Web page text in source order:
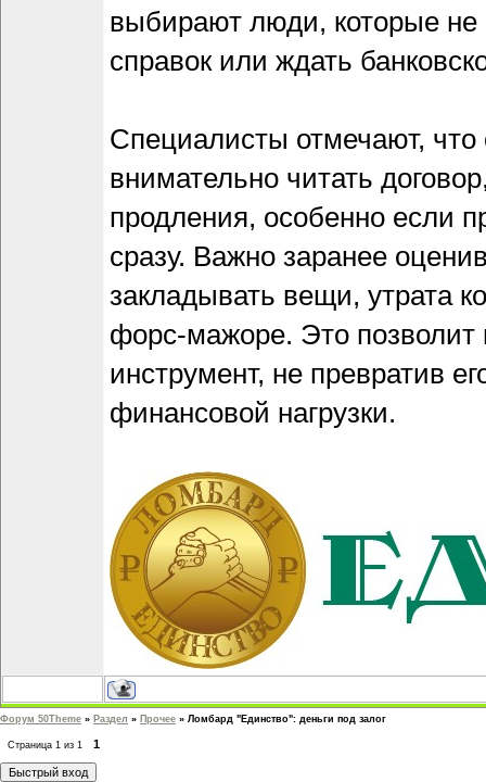
выбирают люди, которые не
справок или ждать
Специалисты отмечают,
внимательно читать
продления, особенно если
сразу. Важно заранее
закладывать вещи, утрата
форс-мажоре. Это позволит
инструмент, не превратив
финансовой нагрузки.
Форум 50Theme » Раздел » Прочее » Ломбард "Единство": деньги под залог
Страница 1 из 1 1